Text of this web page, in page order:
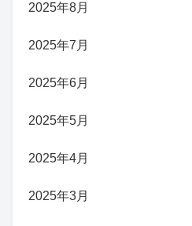
2025年8月
2025年7月
2025年6月
2025年5月
2025年4月
2025年3月